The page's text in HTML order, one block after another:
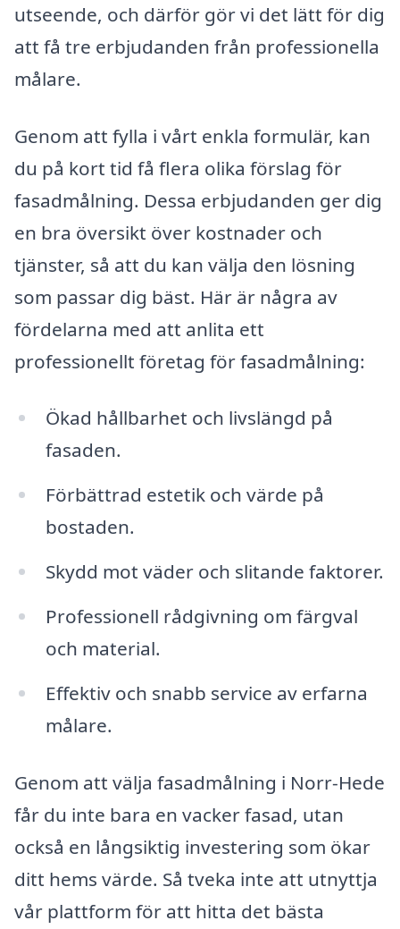
utseende, och därför gör vi det lätt för dig
att få tre erbjudanden från professionella
målare.
Genom att fylla i vårt enkla formulär, kan
du på kort tid få flera olika förslag för
fasadmålning. Dessa erbjudanden ger dig
en bra översikt över kostnader och
tjänster, så att du kan välja den lösning
som passar dig bäst. Här är några av
fördelarna med att anlita ett
professionellt företag för fasadmålning:
Ökad hållbarhet och livslängd på
fasaden.
Förbättrad estetik och värde på
bostaden.
Skydd mot väder och slitande faktorer.
Professionell rådgivning om färgval
och material.
Effektiv och snabb service av erfarna
målare.
Genom att välja fasadmålning i Norr-Hede
får du inte bara en vacker fasad, utan
också en långsiktig investering som ökar
ditt hems värde. Så tveka inte att utnyttja
vår plattform för att hitta det bästa